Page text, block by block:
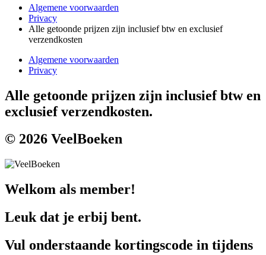
Algemene voorwaarden
Privacy
Alle getoonde prijzen zijn inclusief btw en exclusief
verzendkosten
Algemene voorwaarden
Privacy
Alle getoonde prijzen zijn inclusief btw en
exclusief verzendkosten.
© 2026 VeelBoeken
Welkom als member!
Leuk dat je erbij bent.
Vul onderstaande kortingscode in tijdens